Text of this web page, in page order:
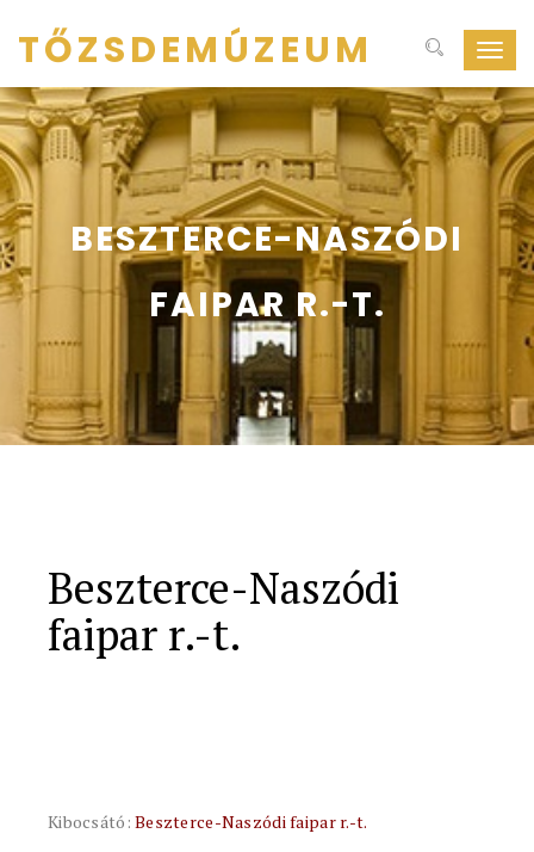
ki-
be
TŐZSDEMÚZEUM
BESZTERCE-NASZÓDI
FAIPAR R.-T.
Beszterce-Naszódi
faipar r.-t.
Kibocsátó:Beszterce-Naszódi faipar r.-t.